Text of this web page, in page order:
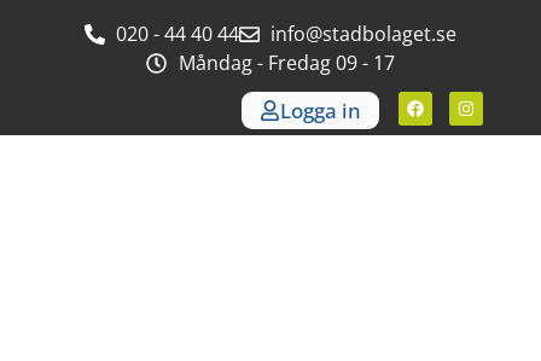
020 - 44 40 44
info@stadbolaget.se
Måndag - Fredag 09 - 17
Logga in